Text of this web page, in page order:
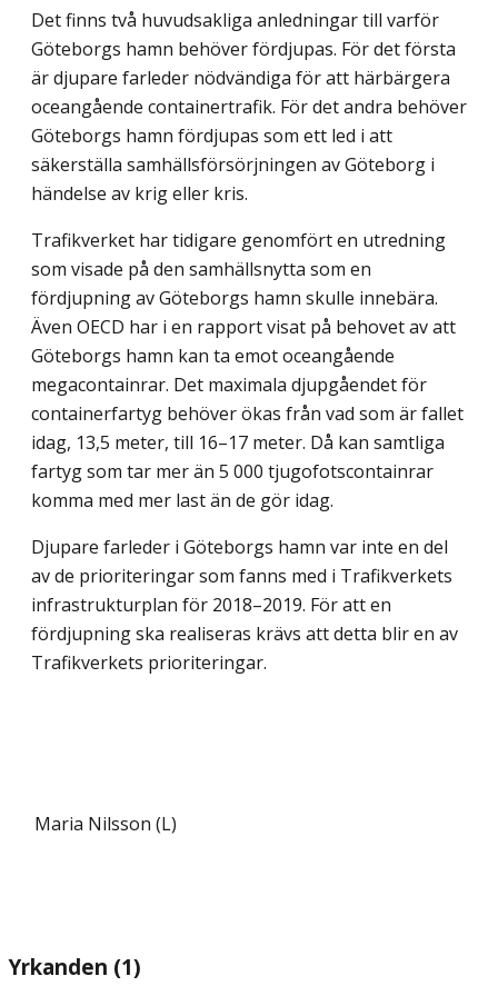
Det finns två huvudsakliga anledningar till varför
Göteborgs hamn behöver fördjupas. För det första
är djupare farleder nödvändiga för att härbärgera
oceangående containertrafik. För det andra behöver
Göteborgs hamn fördjupas som ett led i att
säkerställa samhällsförsörjningen av Göteborg i
händelse av krig eller kris.
Trafikverket har tidigare genomfört en utredning
som visade på den samhällsnytta som en
fördjupning av Göteborgs hamn skulle innebära.
Även OECD har i en rapport visat på behovet av att
Göteborgs hamn kan ta emot oceangående
megacontainrar. Det maximala djupgåendet för
containerfartyg behöver ökas från vad som är fallet
idag, 13,5 meter, till 16–17 meter. Då kan samtliga
fartyg som tar mer än 5 000 tjugofotscontainrar
komma med mer last än de gör idag.
Djupare farleder i Göteborgs hamn var inte en del
av de prioriteringar som fanns med i Trafikverkets
infrastrukturplan för 2018–2019. För att en
fördjupning ska realiseras krävs att detta blir en av
Trafikverkets prioriteringar.
Maria Nilsson (L)
Yrkanden (1)